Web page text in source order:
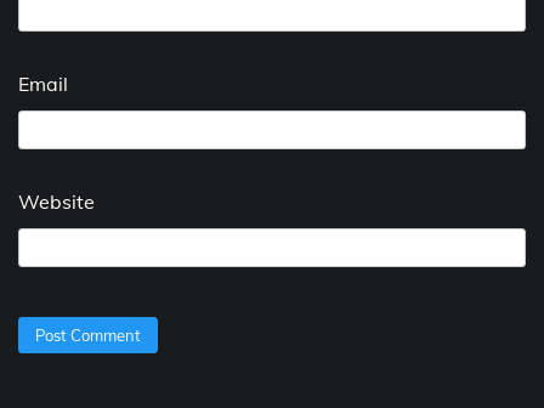
Email
Website